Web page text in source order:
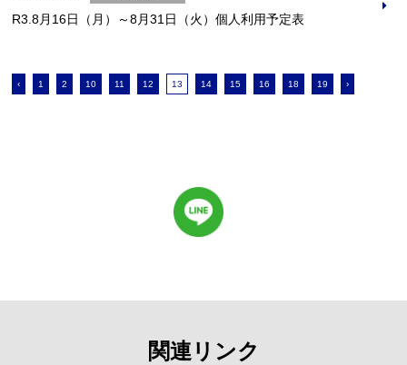
R3.8月16日（月）～8月31日（火）個人利用予定表
‹ 1 2 10 11 12 13 14 15 16 18 19 ›
関連リンク